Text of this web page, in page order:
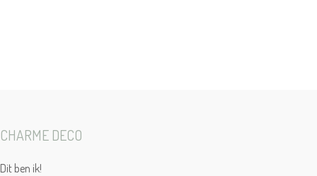
CHARME DECO
Dit ben ik!